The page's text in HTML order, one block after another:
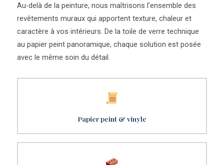
Au-delà de la peinture, nous maîtrisons l’ensemble des
revêtements muraux qui apportent texture, chaleur et
caractère à vos intérieurs. De la toile de verre technique
au papier peint panoramique, chaque solution est posée
avec le même soin du détail.
Papier peint & vinyle